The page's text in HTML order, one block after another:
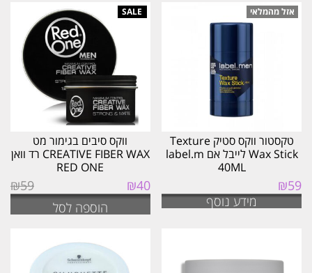
טקסטור ווקס סטיק Texture
40ML
₪59
מידע נוסף
ווקס סיבים בגימור מט
CREATIVE FIBER WAX רד וואן
RED ONE
₪59
המחיר
המקורי
₪40
הנוכחי
הוספה לסל